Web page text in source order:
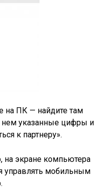
на ПК — найдите там
нем указанные цифры и
к партнеру».
на экране компьютера
управлять мобильным